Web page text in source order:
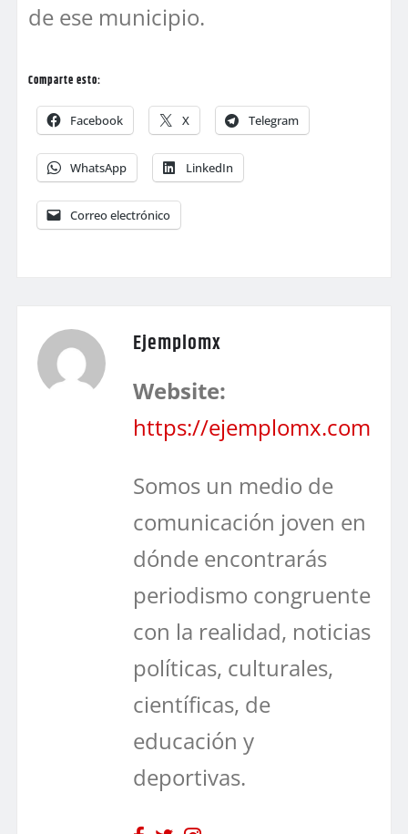
de ese municipio.
Comparte esto:
Facebook X Telegram
WhatsApp LinkedIn
Correo electrónico
Ejemplomx
Website:
https://ejemplomx.com
Somos un medio de
comunicación joven en
dónde encontrarás
periodismo congruente
con la realidad, noticias
políticas, culturales,
científicas, de
educación y
deportivas.